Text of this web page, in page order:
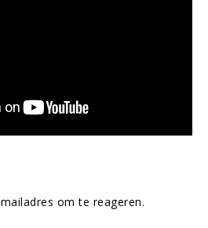
om te reageren.